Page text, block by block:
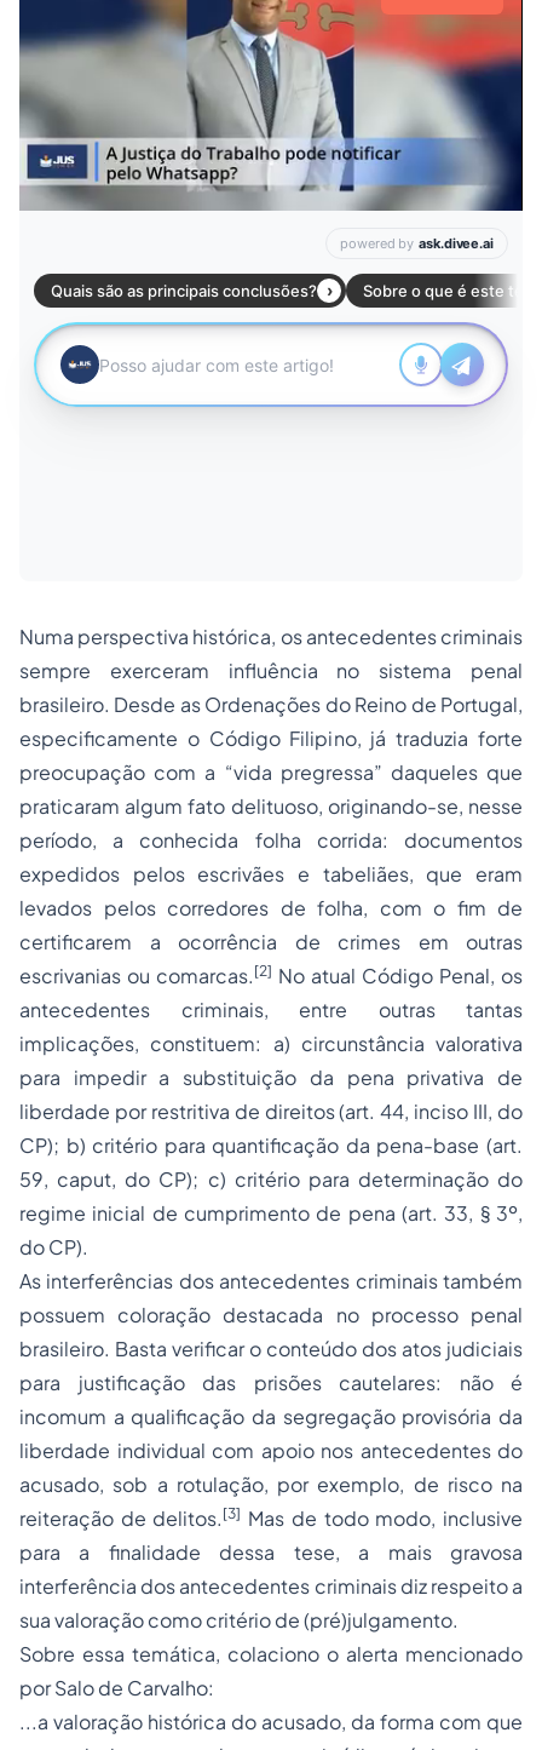
Numa perspectiva histórica, os antecedentes criminais
sempre exerceram influência no sistema penal
brasileiro. Desde as Ordenações do Reino de Portugal,
especificamente o Código Filipino, já traduzia forte
preocupação com a “vida pregressa” daqueles que
praticaram algum fato delituoso, originando-se, nesse
período, a conhecida folha corrida: documentos
expedidos pelos escrivães e tabeliães, que eram
levados pelos corredores de folha, com o fim de
certificarem a ocorrência de crimes em outras
escrivanias ou comarcas. [2] No atual Código Penal, os
antecedentes criminais, entre outras tantas
implicações, constituem: a) circunstância valorativa
para impedir a substituição da pena privativa de
liberdade por restritiva de direitos (art. 44, inciso III, do
CP); b) critério para quantificação da pena-base (art.
59, caput, do CP); c) critério para determinação do
regime inicial de cumprimento de pena (art. 33, § 3º,
do CP).
As interferências dos antecedentes criminais também
possuem coloração destacada no processo penal
brasileiro. Basta verificar o conteúdo dos atos judiciais
para justificação das prisões cautelares: não é
incomum a qualificação da segregação provisória da
liberdade individual com apoio nos antecedentes do
acusado, sob a rotulação, por exemplo, de risco na
reiteração de delitos. [3] Mas de todo modo, inclusive
para a finalidade dessa tese, a mais gravosa
interferência dos antecedentes criminais diz respeito a
sua valoração como critério de (pré)julgamento.
Sobre essa temática, colaciono o alerta mencionado
por Salo de Carvalho:
...a valoração histórica do acusado, da forma com que